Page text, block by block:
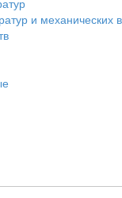
и механических